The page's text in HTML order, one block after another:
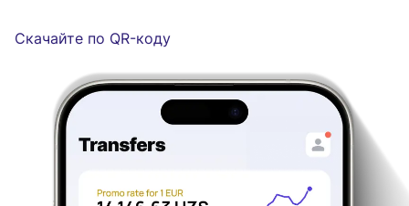
Скачайте по QR-коду